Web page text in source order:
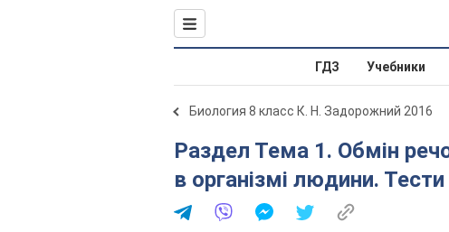
ГДЗ Учебники
Биология 8 класс К. Н. Задорожний 2016
Раздел Тема 1. Обмін речовин та перетворення енергії
в організмі людини. Тести